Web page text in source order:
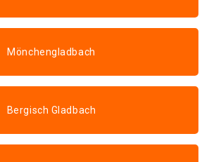
Mönchengladbach
Bergisch Gladbach